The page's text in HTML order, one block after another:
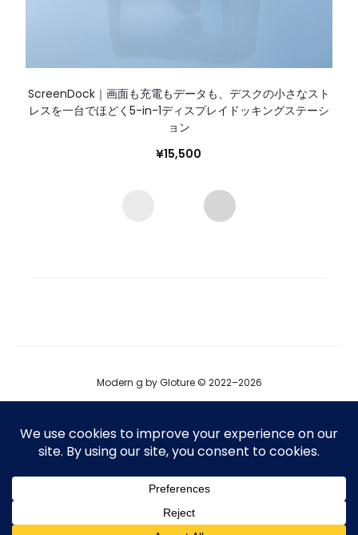
ScreenDock｜画面も充電もデータも、デスクの小さなスト
レスを一台でほどく5-in-1ディスプレイドッキングステーシ
ョン
¥15,500
Modern g by Gloture © 2022–2026
運営会社
プロダクト掲載